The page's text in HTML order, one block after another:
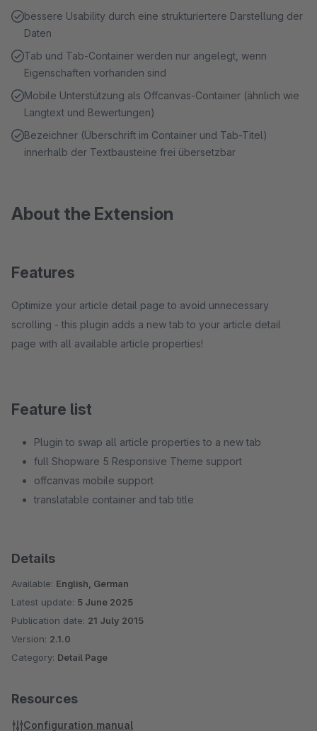
bessere Usability durch eine strukturiertere Darstellung der
Daten
Tab und Tab-Container werden nur angelegt, wenn
Eigenschaften vorhanden sind
Mobile Unterstützung als Offcanvas-Container (ähnlich wie
Langtext und Bewertungen)
Bezeichner (Überschrift im Container und Tab-Titel)
innerhalb der Textbausteine frei übersetzbar
About the Extension
Features
Optimize your article detail page to avoid unnecessary
scrolling - this plugin adds a new tab to your article detail
page with all available article properties!
Feature list
Plugin to swap all article properties to a new tab
full Shopware 5 Responsive Theme support
offcanvas mobile support
translatable container and tab title
Details
Available: English, German
Latest update: 5 June 2025
Publication date: 21 July 2015
Version: 2.1.0
Category: Detail Page
Resources
Configuration manual